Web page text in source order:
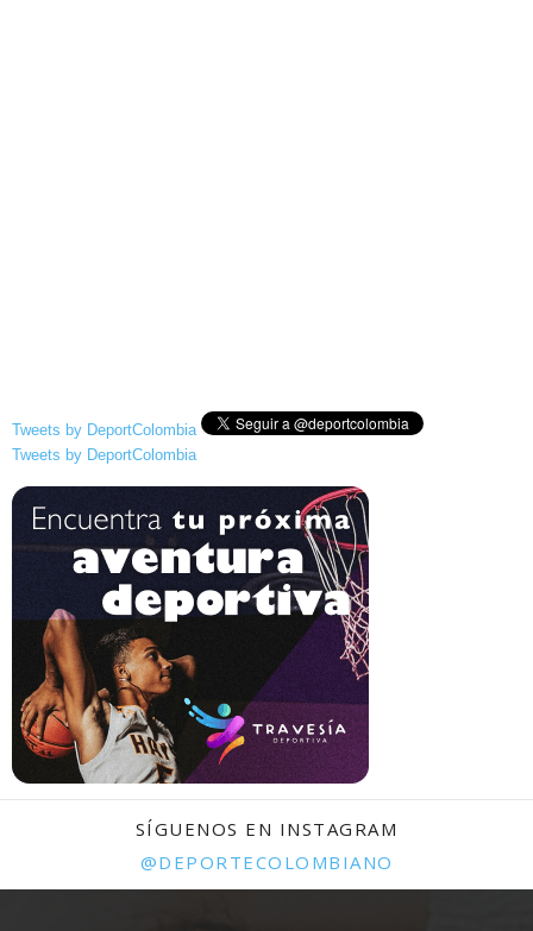
Tweets by DeportColombia
Tweets by DeportColombia
SÍGUENOS EN INSTAGRAM
@DEPORTECOLOMBIANO